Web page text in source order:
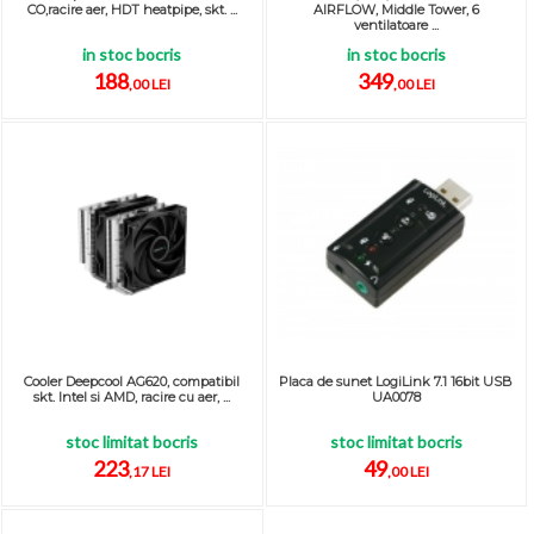
CO,racire aer, HDT heatpipe, skt. ...
in stoc bocris
188,00 LEI
AIRFLOW, Middle Tower, 6
ventilatoare ...
in stoc bocris
349,00 LEI
Cooler Deepcool AG620, compatibil
skt. Intel si AMD, racire cu aer, ...
stoc limitat bocris
223,17 LEI
Placa de sunet LogiLink 7.1 16bit USB
UA0078
stoc limitat bocris
49,00 LEI